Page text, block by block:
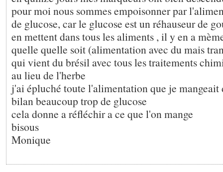
pour moi nous sommes empoisonner par
de glucose, car le glucose est un réhauseur de
en mettent dans tous les aliments , il y en a
quelle quelle soit (alimentation avec du mais
qui vient du brésil avec tous les traitements
au lieu de l'herbe
j'ai épluché toute l'alimentation que je mangeait
bilan beaucoup trop de glucose
cela donne a réfléchir a ce que l'on mange
bisous
Monique